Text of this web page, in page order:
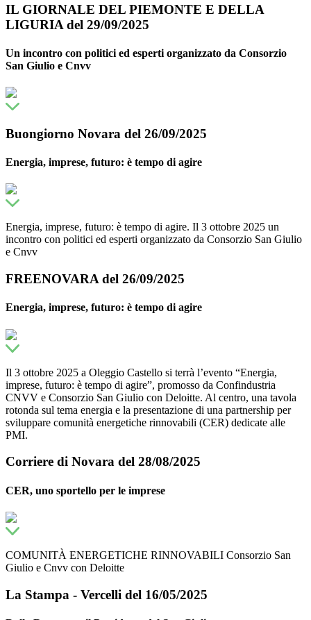
IL GIORNALE DEL PIEMONTE E DELLA
LIGURIA del 29/09/2025
Un incontro con politici ed esperti organizzato da Consorzio
San Giulio e Cnvv
Buongiorno Novara del 26/09/2025
Energia, imprese, futuro: è tempo di agire
Energia, imprese, futuro: è tempo di agire. Il 3 ottobre 2025 un
incontro con politici ed esperti organizzato da Consorzio San Giulio
e Cnvv
FREENOVARA del 26/09/2025
Energia, imprese, futuro: è tempo di agire
Il 3 ottobre 2025 a Oleggio Castello si terrà l’evento “Energia,
imprese, futuro: è tempo di agire”, promosso da Confindustria
CNVV e Consorzio San Giulio con Deloitte. Al centro, una tavola
rotonda sul tema energia e la presentazione di una partnership per
sviluppare comunità energetiche rinnovabili (CER) dedicate alle
PMI.
Corriere di Novara del 28/08/2025
CER, uno sportello per le imprese
COMUNITÀ ENERGETICHE RINNOVABILI Consorzio San
Giulio e Cnvv con Deloitte
La Stampa - Vercelli del 16/05/2025